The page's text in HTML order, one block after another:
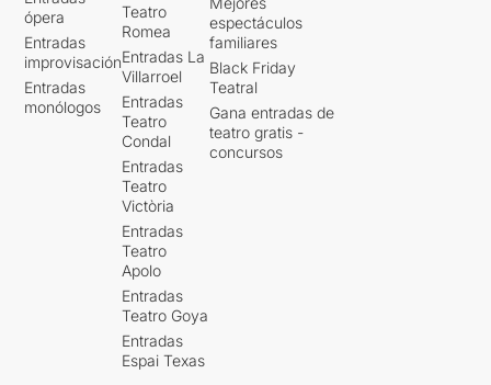
ópera
Entradas
improvisación
Entradas
monólogos
Teatro
Romea
Entradas La
Villarroel
Entradas
Teatro
Condal
Entradas
Teatro
Victòria
Entradas
Teatro
Apolo
Entradas
Teatro Goya
Entradas
Espai Texas
espectáculos
familiares
Black Friday
Teatral
Gana entradas de
teatro gratis -
concursos